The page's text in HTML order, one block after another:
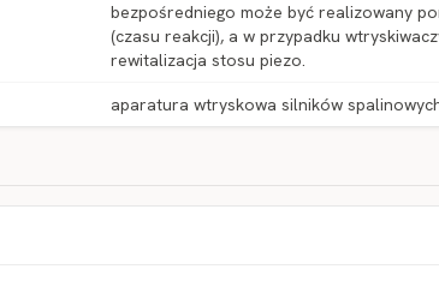
bezpośredniego może być realizowany
(czasu reakcji), a w przypadku
rewitalizacja stosu piezo.
aparatura wtryskowa silników